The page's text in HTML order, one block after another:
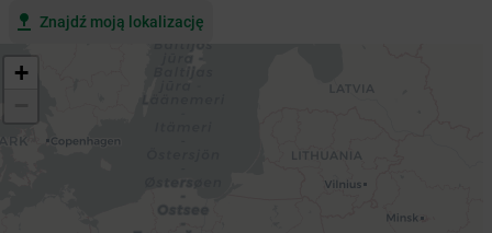
Znajdź moją lokalizację
+